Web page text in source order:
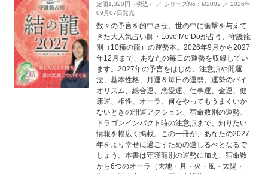
定価1,320円（税込） ／ シリーズNo：M2002 ／ 2026年
09月07日発売
数々の予言を的中させ、世の中に衝撃を与えて
きた大人気占い師・Love Me Doが占う、守護龍
別（10種の龍）の運勢本。2026年9月から2027
年12月まで、あなたの毎日の運勢を収録してい
ます。2027年の予言をはじめ、注意点や開運
法、基本性格、月運＆毎日の運勢、運勢のバイ
オリズム、総合運、恋愛運、仕事運、金運、健
康運、相性、オーラ、何をやってもうまくいか
ないときの開運アクション、宿命数別の運勢、
ドラゴンインパクト時の注意点まで、知りたい
情報を幅広く掲載。この一冊が、あなたの2027
年をより幸せに過ごすための道しるべとなるで
しょう。本書は守護龍別の運勢に加え、宿命数
から6つのオーラ（大地・月・火・風・太陽・